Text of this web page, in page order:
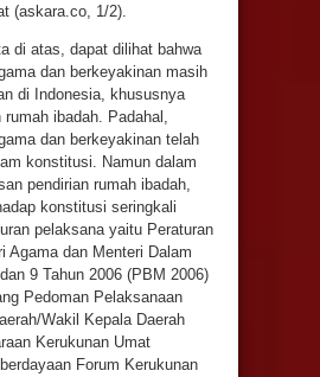
(askara.co, 1/2).
di atas, dapat dilihat bahwa
dan berkeyakinan masih
di Indonesia, khususnya
ibadah. Padahal,
dan berkeyakinan telah
konstitusi. Namun dalam
pendirian rumah ibadah,
konstitusi seringkali
pelaksana yaitu Peraturan
Agama dan Menteri Dalam
9 Tahun 2006 (PBM 2006)
Pedoman Pelaksanaan
Wakil Kepala Daerah
Kerukunan Umat
Forum Kerukunan